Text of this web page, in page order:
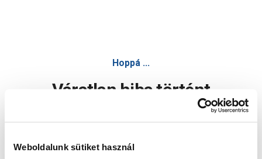
Weboldalunk sütiket használ
Hoppá ...
Váratlan hiba történt